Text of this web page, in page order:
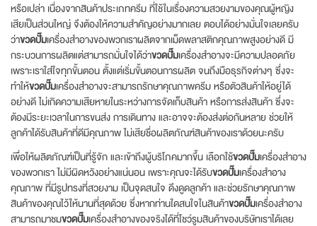
หรือเปล่า เนื่องจากสินค้าประเภทครีม ที่ใช้ในเรื่องความสวยงามของคุณผู้หญิง
เสียเป็นส่วนใหญ่ จึงต้องให้ความสำคัญอย่างมากเลย ตอบได้อย่างมั่นใจเลยครับ
ว่าขวดปั๊มเครื่องสำอางของพวกเราผลิตจากเม็ดพลาสติกคุณภาพสูงอย่างดี มี
กระบวนการผลิตแต่สามารถมั่นใจได้ว่าขวดปั๊มเครื่องสำอางจะมีความปลอดภัย
เพราะเราใส่ใจทุกขั้นตอน ตั้งแต่เริ่มขั้นตอนการผลิต จนถึงมือธุรกิจต่างๆ ซึ่งจะ
ทำให้ขวดปั๊มเครื่องสำอางจะสามารถรักษาคุณภาพครีม หรือตัวสินค้าให้อยู่ได้
อย่างดี ไม่เกิดความเสียหายในระหว่างการจัดเก็บสินค้า หรือการส่งสินค้า ซึ่งจะ
ต้องมีระยะเวลาในการขนส่ง การเดินทาง และอาจจะต้องส่งต่อกันหลาย ช่วยให้
ลูกค้าได้รับสินค้าที่ดีมีคุณภาพ ไม่เสียชื่อผลิตภัณฑ์สินค้าของเราด้วยนะครับ
เพื่อให้ผลิตภัณฑ์เป็นที่รู้จัก และเข้าถึงผู้บริโภคมากขึ้น เลือกใช้ขวดปั๊มเครื่องสำอาง
ของพวกเรา ไม่มีผิดหวังอย่างแน่นอน เพราะคุณจะได้รับขวดปั๊มเครื่องสำอาง
คุณภาพ ที่มีรูปทรงที่สวยงาม เป็นจุดสนใจ ดึงดูดลูกค้า และช่วยรักษาคุณภาพ
สินค้าของคุณไว้ให้นานที่สุดด้วย ซึ่งหากท่านใดสนใจในสินค้าขวดปั๊มเครื่องสำอาง
สามารถมาชมขวดปั๊มเครื่องสำอางของจริงได้ที่โชว์รูมสินค้าของบริษัทเราได้เลย